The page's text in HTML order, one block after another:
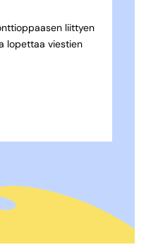
liittyen
lopettaa viestien